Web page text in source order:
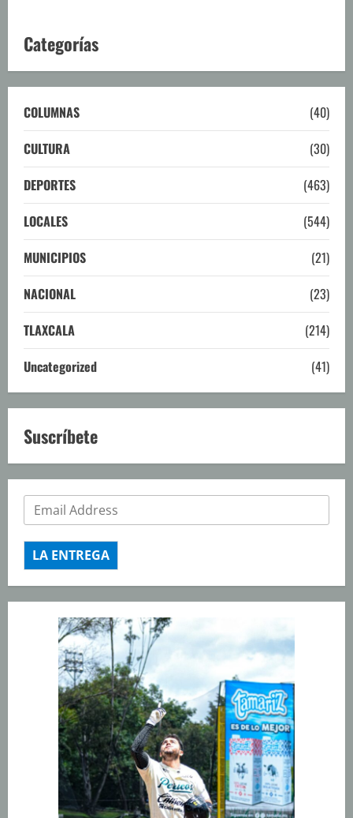
Categorías
COLUMNAS
(40)
CULTURA
(30)
DEPORTES
(463)
LOCALES
(544)
MUNICIPIOS
(21)
NACIONAL
(23)
TLAXCALA
(214)
Uncategorized
(41)
Suscríbete
LA ENTREGA